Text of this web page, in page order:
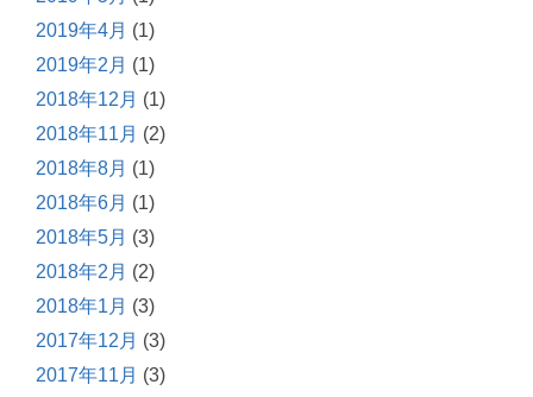
2019年4月 (1)
2019年2月 (1)
2018年12月 (1)
2018年11月 (2)
2018年8月 (1)
2018年6月 (1)
2018年5月 (3)
2018年2月 (2)
2018年1月 (3)
2017年12月 (3)
2017年11月 (3)